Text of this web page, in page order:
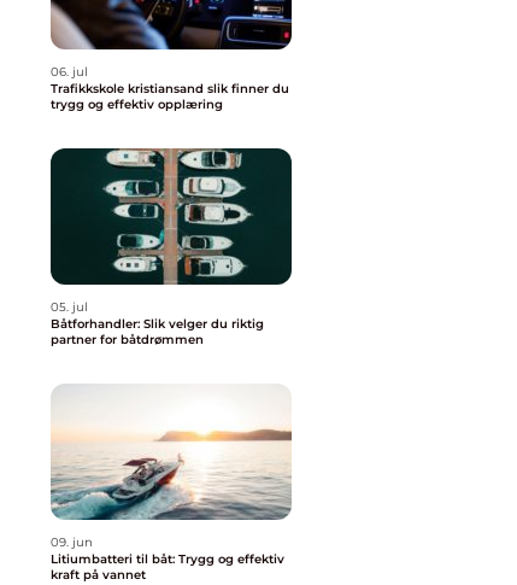
06. jul
Trafikkskole kristiansand slik finner du
trygg og effektiv opplæring
05. jul
Båtforhandler: Slik velger du riktig
partner for båtdrømmen
09. jun
Litiumbatteri til båt: Trygg og effektiv
kraft på vannet